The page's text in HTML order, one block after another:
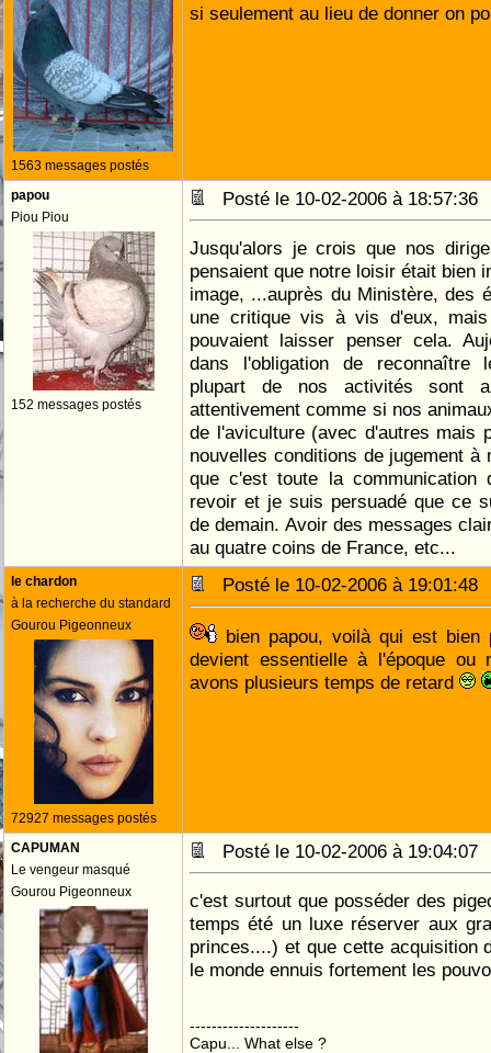
1563 messages postés
si seulement au lieu de donner on
papou
Piou Piou
152 messages postés
Posté le 10-02-2006 à
Jusqu'alors je crois que nos
pensaient que notre loisir était bien
image, ...auprès du Ministère, des
une critique vis à vis d'eux,
pouvaient laisser penser cela.
dans l'obligation de reconnaître
plupart de nos activités sont
attentivement comme si nos
de l'aviculture (avec d'autres mais
nouvelles conditions de jugement à
que c'est toute la
revoir et je suis persuadé que ce
de demain. Avoir des messages
au quatre coins de France, etc...
le chardon
à la recherche du standard
Gourou Pigeonneux
72927 messages postés
Posté le 10-02-2006 à
bien papou, voilà qui est bien
devient essentielle à l'époque
avons plusieurs temps de retard
CAPUMAN
Le vengeur masqué
Gourou Pigeonneux
Posté le 10-02-2006 à
c'est surtout que posséder des
temps été un luxe réserver aux
princes....) et que cette acquisition
le monde ennuis fortement les
--------------------
Capu... What else ?